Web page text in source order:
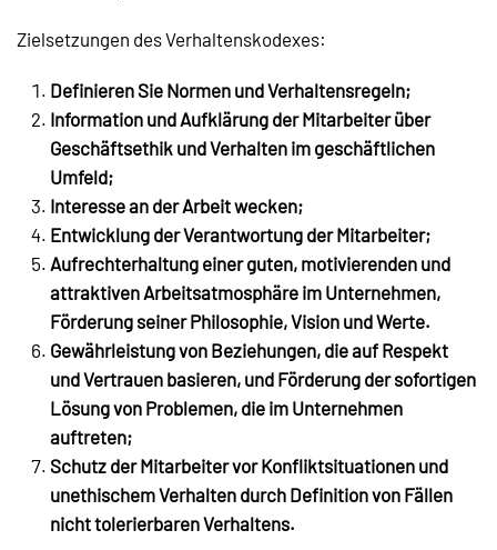
Zielsetzungen des Verhaltenskodexes:
DefinierenSie Normen undVerhaltensregeln;
Information und Aufklärung der Mitarbeiter über
Geschäftsethik und Verhalten im geschäftlichen
Umfeld;
Interesse an der Arbeit wecken;
Entwicklung derVerantwortung der Mitarbeiter;
Aufrechterhaltung einer guten, motivierenden und
attraktiven Arbeitsatmosphäre im Unternehmen,
Förderung seiner Philosophie, Vision und Werte.
Gewährleistung von Beziehungen, die auf Respekt
und Vertrauen basieren, und Förderung der sofortigen
Lösung von Problemen, die im Unternehmen
auftreten;
Schutz der Mitarbeiter vor Konfliktsituationen und
unethischem Verhalten durch Definition von Fällen
nicht tolerierbaren Verhaltens.